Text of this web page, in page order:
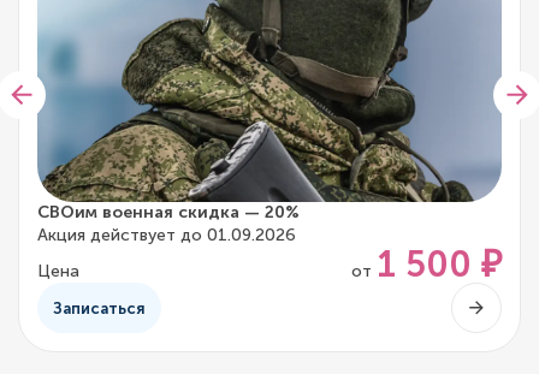
СВОим военная скидка — 20%
Акция действует до 01.09.2026
Цена
от 1 500 ₽
Записаться